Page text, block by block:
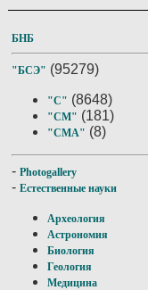
БНБ
"БСЭ" (95279)
"С" (8648)
"СМ" (181)
"СМА" (8)
- Photogallery
- Естественные науки
Археология
Астрономия
Биология
Геология
Медицина